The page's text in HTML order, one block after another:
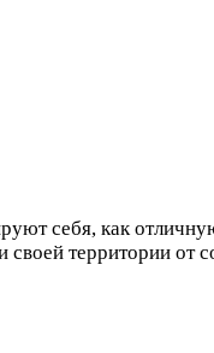
себя, как
территории от